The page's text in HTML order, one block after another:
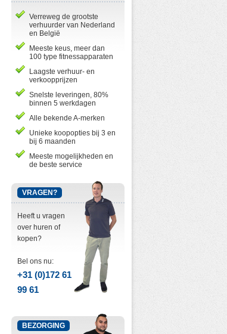
Verreweg de grootste
verhuurder van Nederland
en België
Meeste keus, meer dan
100 type fitnessapparaten
Laagste verhuur- en
verkoopprijzen
Snelste leveringen, 80%
binnen 5 werkdagen
Alle bekende A-merken
Unieke koopopties bij 3 en
bij 6 maanden
Meeste mogelijkheden en
de beste service
VRAGEN?
Heeft u vragen
over huren of
kopen?
Bel ons nu:
+31 (0)172 61
99 61
BEZORGING